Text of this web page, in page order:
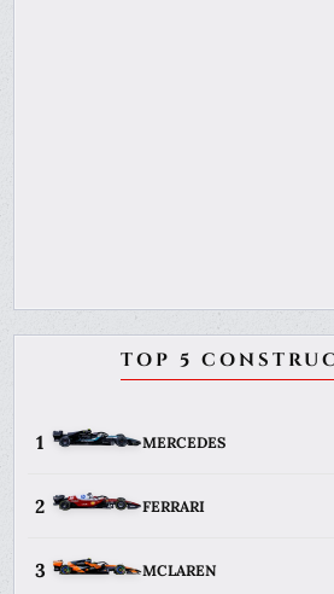
TOP 5
1 MERCEDES
2 FERRARI
3 MCLAREN